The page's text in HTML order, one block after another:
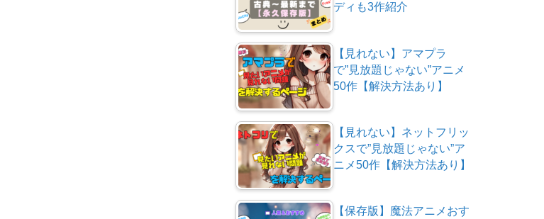
ディも3作紹介
【見れない】アマプラ
で”見放題じゃない”アニメ
50作【解決方法あり】
【見れない】ネットフリッ
クスで”見放題じゃない”ア
ニメ50作【解決方法あり】
【保存版】魔法アニメおす